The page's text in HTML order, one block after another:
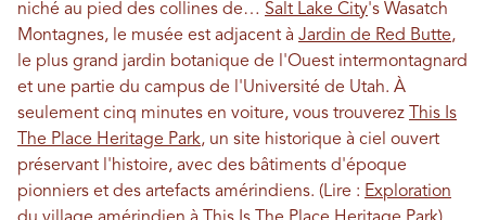
niché au pied des collines de… Salt Lake City's Wasatch
Montagnes, le musée est adjacent à Jardin de Red Butte,
le plus grand jardin botanique de l'Ouest intermontagnard
et une partie du campus de l'Université de Utah. À
seulement cinq minutes en voiture, vous trouverez
This Is
The Place Heritage Park, un site historique à ciel ouvert
préservant l'histoire, avec des bâtiments d'époque
pionniers et des artefacts amérindiens. (Lire : Exploration